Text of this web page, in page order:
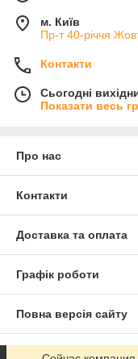
м. Київ
Пр-т 40-річчя
Контакти
Сьогодні
Показати весь
Про нас
Контакти
Доставка та оплата
Графік роботи
Повна версія сайту
Сайт створено на